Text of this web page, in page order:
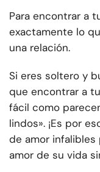
Para encontrar a
exactamente lo
una relación.
Si eres soltero y
que encontrar a
fácil como
lindos». ¡Es por
de amor infalibles
amor de su vida